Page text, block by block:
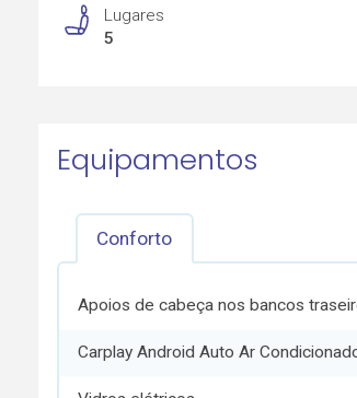
Lugares
5
Equipamentos
Conforto
Apoios de cabeça nos bancos
Carplay Android Auto Ar